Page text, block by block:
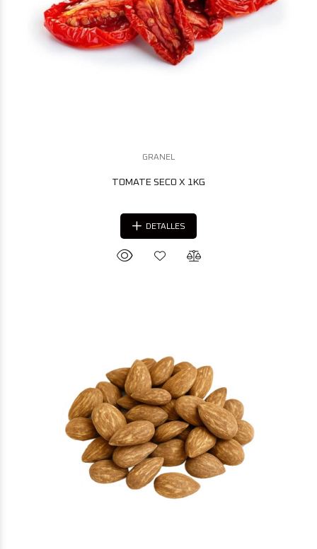
GRANEL
TOMATE SECO X 1KG
DETALLES